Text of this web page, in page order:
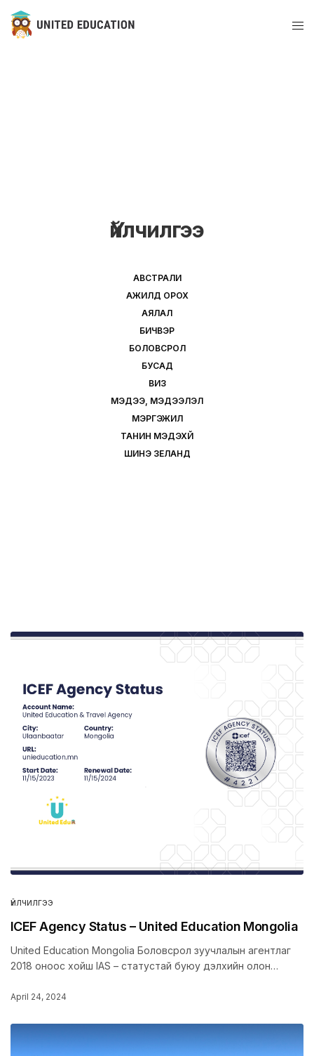
Үйлчилгээ
АВСТРАЛИ
АЖИЛД ОРОХ
АЯЛАЛ
БИЧВЭР
БОЛОВСРОЛ
БУСАД
ВИЗ
МЭДЭЭ, МЭДЭЭЛЭЛ
МЭРГЭЖИЛ
ТАНИН МЭДЭХҮЙ
ШИНЭ ЗЕЛАНД
ҮЙЛЧИЛГЭЭ
ICEF Agency Status – United Education Mongolia
United Education Mongolia Боловсрол зуучлалын агентлаг
2018 оноос хойш IAS – статустай буюу дэлхийн олон…
April 24, 2024